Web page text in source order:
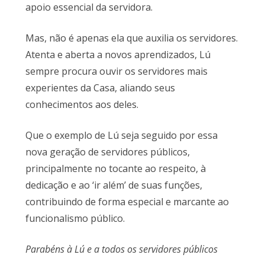
apoio essencial da servidora.
Mas, não é apenas ela que auxilia os servidores.
Atenta e aberta a novos aprendizados, Lú
sempre procura ouvir os servidores mais
experientes da Casa, aliando seus
conhecimentos aos deles.
Que o exemplo de Lú seja seguido por essa
nova geração de servidores públicos,
principalmente no tocante ao respeito, à
dedicação e ao ‘ir além’ de suas funções,
contribuindo de forma especial e marcante ao
funcionalismo público.
Parabéns à Lú e a todos os servidores públicos